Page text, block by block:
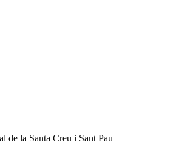
de la Santa Creu i Sant Pau